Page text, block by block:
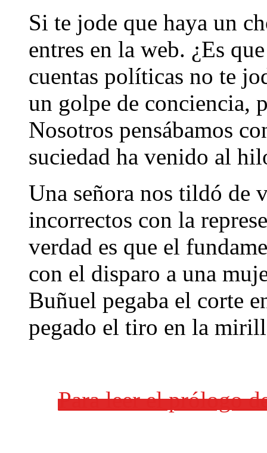
Si te jode que haya un
entres en la web. ¿Es
cuentas políticas no te
un golpe de conciencia,
Nosotros pensábamos
suciedad ha venido al
Una señora nos tildó de
incorrectos con la
verdad es que el
con el disparo a una
Buñuel pegaba el corte
pegado el tiro en la
Para leer el prólogo